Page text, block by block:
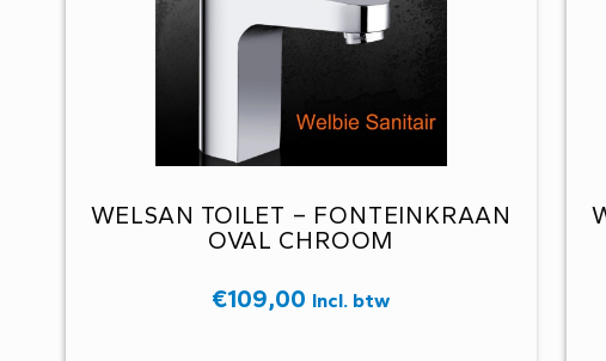
WELSAN TOILET – FONTEINKRAAN
OVAL CHROOM
€109,00 Incl. btw